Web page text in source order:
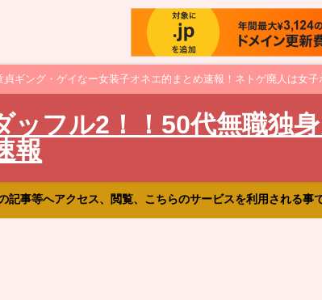
ギング・ゲイなー女装子オネエ的まとめ速報！ネトゲ廃人は女
ッフル2！！50代無職独
報
記事等へアクセス、閲覧、こちらのサービスを利用される